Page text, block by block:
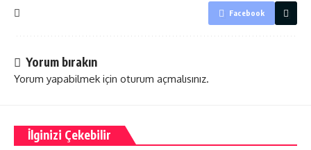
Facebook
Yorum bırakın
Yorum yapabilmek için oturum açmalısınız.
İlginizi Çekebilir